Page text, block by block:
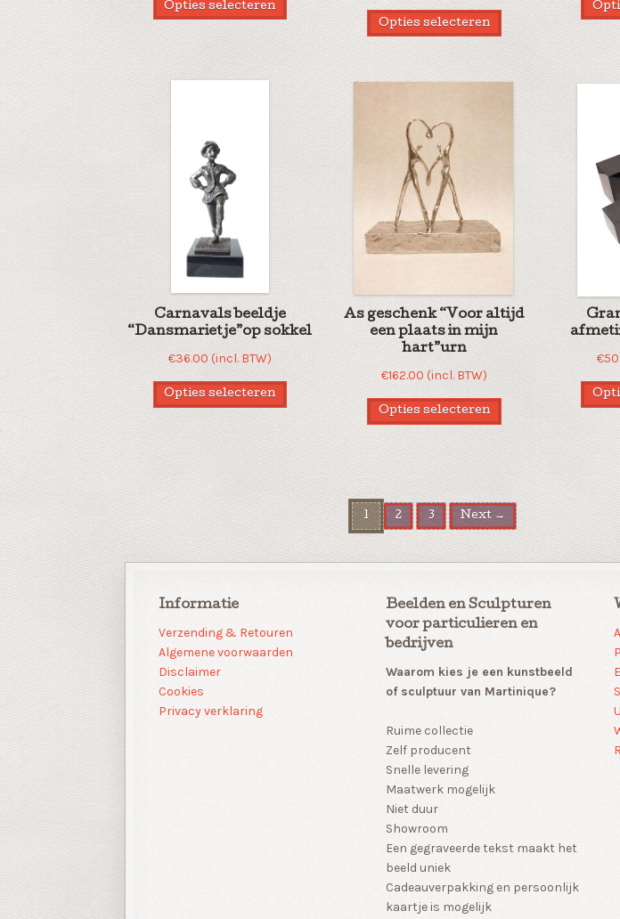
Opties selecteren
Opties selecteren
Carnavals beeldje
“Dansmarietje”op sokkel
€36.00 (incl. BTW)
Opties selecteren
As geschenk “Voor altijd
een plaats in mijn
hart”urn
€162.00 (incl. BTW)
Opties selecteren
€
1 2 3 Next →
Informatie
Verzending & Retouren
Algemene voorwaarden
Disclaimer
Cookies
Privacy verklaring
Beelden en Sculpturen
voor particulieren en
bedrijven
Waarom kies je een kunstbeeld
of sculptuur van Martinique?
Ruime collectie
Zelf producent
Snelle levering
Maatwerk mogelijk
Niet duur
Showroom
Een gegraveerde tekst maakt het
beeld uniek
Cadeauverpakking en persoonlijk
kaartje is mogelijk